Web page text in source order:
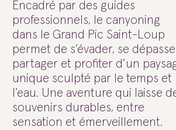
Encadré par des guides
professionnels, le canyoning
dans le Grand Pic Saint-Loup
permet de s’évader, se
partager et profiter d’un
unique sculpté par le temps et
l’eau. Une aventure qui laisse
souvenirs durables, entre
sensation et émerveillement.